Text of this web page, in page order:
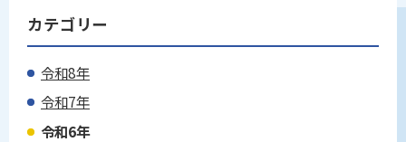
カテゴリー
令和8年
令和7年
令和6年